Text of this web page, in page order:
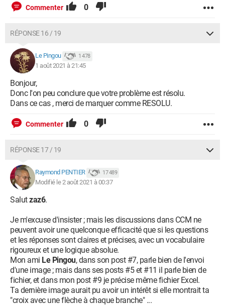
Commenter 0
RÉPONSE 16 / 19
Le Pingou 1 478
1 août 2021 à 21:45
Bonjour,
Donc l'on peu conclure que votre problème est résolu.
Dans ce cas , merci de marquer comme RESOLU.
Commenter 0
RÉPONSE 17 / 19
Raymond PENTIER 17 489
Modifié le 2 août 2021 à 00:37
Salutzaz6.
Je m'excuse d'insister ; mais les discussions dans CCM ne
peuvent avoir une quelconque efficacité que si les questions
et les réponses sont claires et précises, avec un vocabulaire
rigoureux et une logique absolue.
Mon ami Le Pingou, dans son post #7, parle bien de l'envoi
d'une image ; mais dans ses posts #5 et #11 il parle bien de
fichier, et dans mon post #9 je précise même fichier Excel.
Ta dernière image aurait pu avoir un intérêt si elle montrait ta
"croix avec une flèche à chaque branche" ...